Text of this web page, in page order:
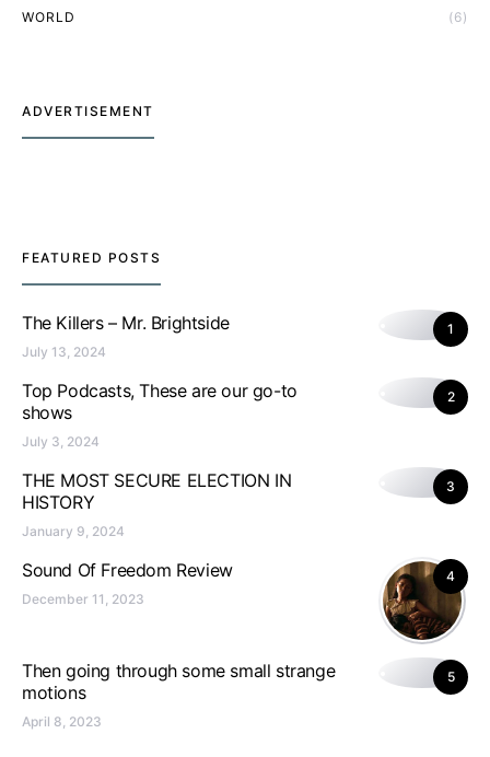
WORLD (6)
ADVERTISEMENT
FEATURED POSTS
1
The Killers – Mr. Brightside
July 13, 2024
2
Top Podcasts, These are our go-to
shows
July 3, 2024
3
THE MOST SECURE ELECTION IN
HISTORY
January 9, 2024
4
Sound Of Freedom Review
December 11, 2023
5
Then going through some small strange
motions
April 8, 2023